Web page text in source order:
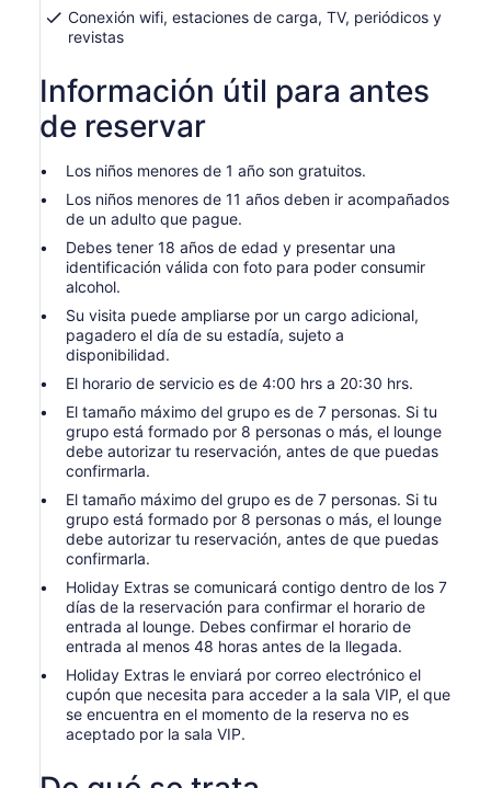
Conexión wifi, estaciones de carga, TV, periódicos y
revistas
Información útil para antes
de reservar
Los niños menores de 1 año son gratuitos.
Los niños menores de 11 años deben ir acompañados
de un adulto que pague.
Debes tener 18 años de edad y presentar una
identificación válida con foto para poder consumir
alcohol.
Su visita puede ampliarse por un cargo adicional,
pagadero el día de su estadía, sujeto a
disponibilidad.
El horario de servicio es de 4:00 hrs a 20:30 hrs.
El tamaño máximo del grupo es de 7 personas. Si tu
grupo está formado por 8 personas o más, el lounge
debe autorizar tu reservación, antes de que puedas
confirmarla.
El tamaño máximo del grupo es de 7 personas. Si tu
grupo está formado por 8 personas o más, el lounge
debe autorizar tu reservación, antes de que puedas
confirmarla.
Holiday Extras se comunicará contigo dentro de los 7
días de la reservación para confirmar el horario de
entrada al lounge. Debes confirmar el horario de
entrada al menos 48 horas antes de la llegada.
Holiday Extras le enviará por correo electrónico el
cupón que necesita para acceder a la sala VIP, el que
se encuentra en el momento de la reserva no es
aceptado por la sala VIP.